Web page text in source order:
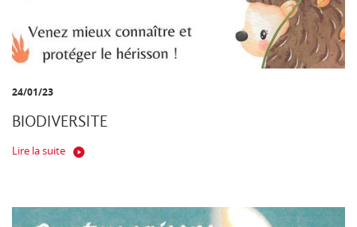
24/01/23
BIODIVERSITE
Lire la suite